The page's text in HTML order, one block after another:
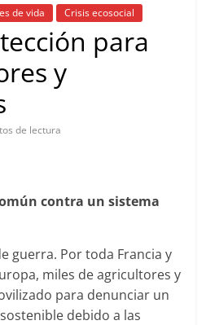
de vida Crisis ecosocial
para
y
de lectura
contra un sistema
guerra. Por toda Francia y
miles de agricultores y
para denunciar un
debido a las